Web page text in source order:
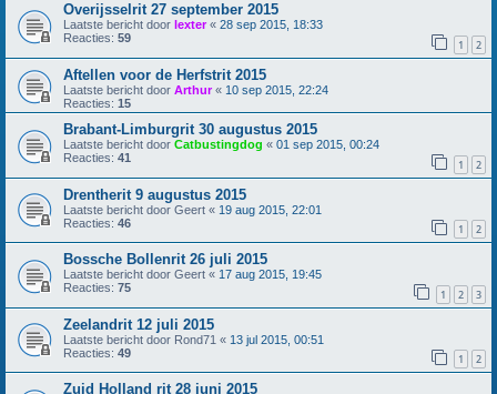
Overijsselrit 27 september 2015
Laatste bericht door lexter« 28 sep 2015, 18:33
Reacties: 59 1 2
Aftellen voor de Herfstrit 2015
Laatste bericht door Arthur« 10 sep 2015, 22:24
Reacties: 15
Brabant-Limburgrit 30 augustus 2015
Laatste bericht door Catbustingdog « 01 sep 2015, 00:24
Reacties: 41 1 2
Drentherit 9 augustus 2015
Laatste bericht door Geert « 19 aug 2015, 22:01
Reacties: 46 1 2
Bossche Bollenrit 26 juli 2015
Laatste bericht door Geert « 17 aug 2015, 19:45
Reacties: 75 1 2 3
Zeelandrit 12 juli 2015
Laatste bericht door Rond71 « 13 jul 2015, 00:51
Reacties: 49 1 2
Zuid Holland rit 28 juni 2015